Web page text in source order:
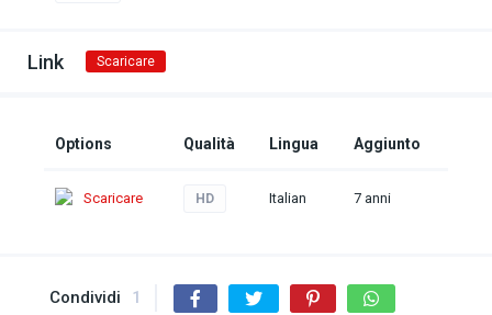
Link Scaricare
Options Qualità Lingua Aggiunto
Scaricare HD Italian 7 anni
Condividi 1